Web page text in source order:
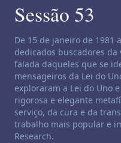
Sessão 53
Isenção de
De 15 de janeiro de 1981
dedicados buscadores
falada daqueles que se
mensageiros da Lei do
exploraram a Lei do Uno
rigorosa e elegante
serviço, da cura e da
trabalho mais popular e
Research.